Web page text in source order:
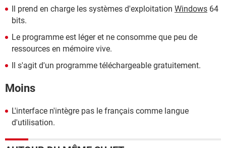
Il prend en charge les systèmes d'exploitation Windows 64
bits.
Le programme est léger et ne consomme que peu de
ressources en mémoire vive.
Il s'agit d'un programme téléchargeable gratuitement.
Moins
L'interface n'intègre pas le français comme langue
d'utilisation.